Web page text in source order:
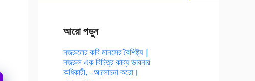
আরো পড়ুন
নজরুলের কবি মানসের বৈশিষ্ট্য |
নজরুল এক বিচিত্র কাব্য ভাবনার
অধিকারী, –আলোচনা করো।